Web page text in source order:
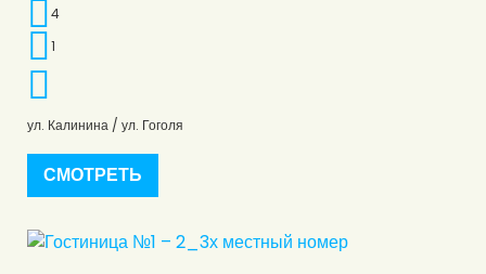
4
1
ул. Калинина / ул. Гоголя
СМОТРЕТЬ